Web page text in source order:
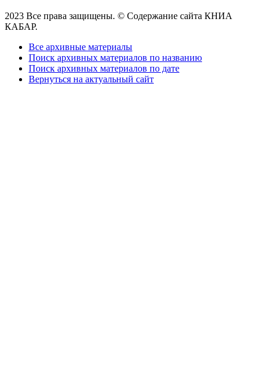
2023 Все права защищены. © Содержание сайта КНИА
КАБАР.
Все архивные материалы
Поиск архивных материалов по названию
Поиск архивных материалов по дате
Вернуться на актуальный сайт